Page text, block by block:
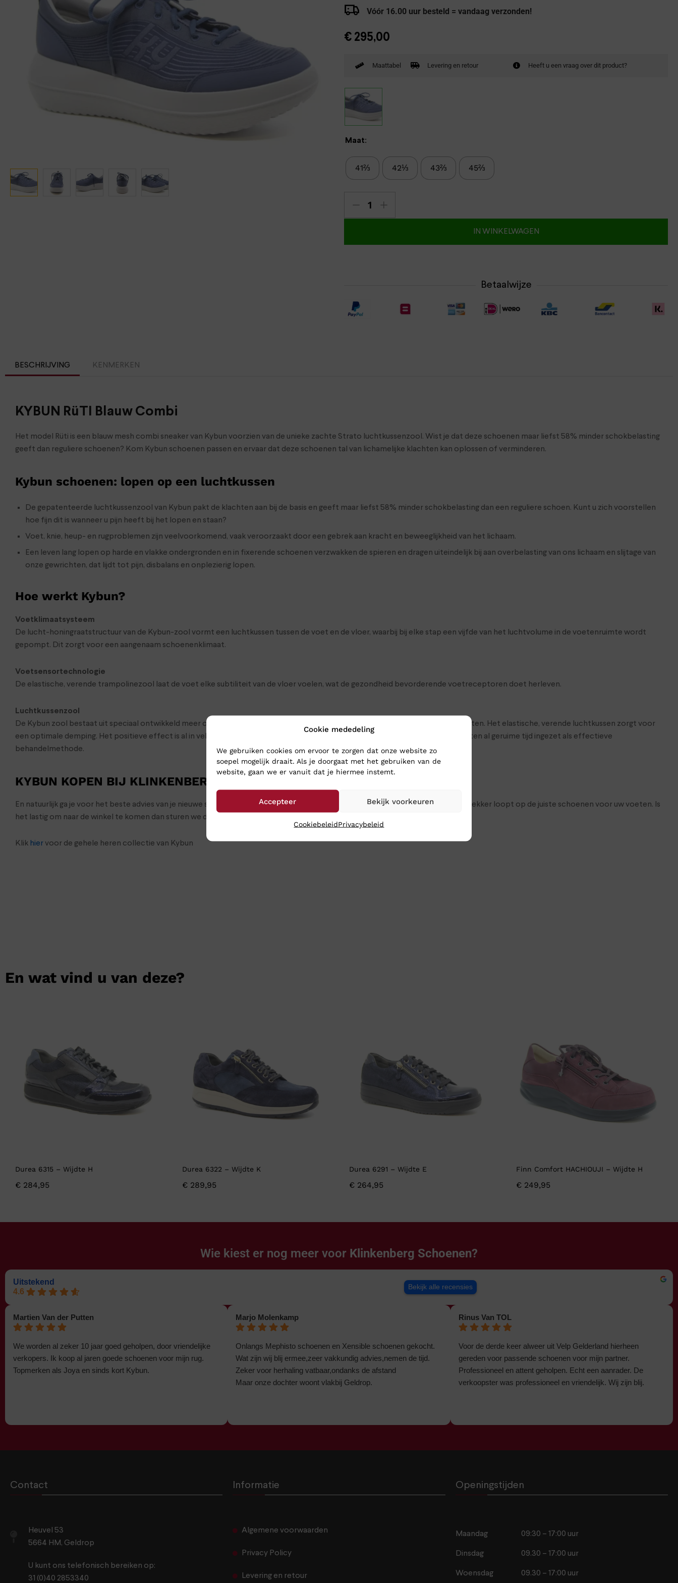
Cookie mededeling
We gebruiken cookies om ervoor te zorgen dat onze website zo
soepel mogelijk draait. Als je doorgaat met het gebruiken van de
website, gaan we er vanuit dat je hiermee instemt.
Accepteer Bekijk voorkeuren
CookiebeleidPrivacybeleid
Pantoffels
Verbandschoenen (externe website) Vóór 16.00 uur besteld = vandaag verzonden!
€ 295,00
Maattabel Levering en retour Heeft u een vraag over dit product?
Maat:
41⅔ 42⅓ 43⅔ 45⅔
IN WINKELWAGEN
Betaalwijze
BESCHRIJVING KENMERKEN
KYBUN RüTI Blauw Combi
Het model Rüti is een blauw mesh combi sneaker van Kybun voorzien van de unieke zachte Strato luchtkussenzool. Wist je dat deze schoenen maar liefst 58% minder schokbelasting
geeft dan reguliere schoenen? Kom Kybun schoenen passen en ervaar dat deze schoenen tal van lichamelijke klachten kan oplossen of verminderen.
Kybun schoenen: lopen op een luchtkussen
De gepatenteerde luchtkussenzool van Kybun pakt de klachten aan bij de basis en geeft maar liefst 58% minder schokbelasting dan een reguliere schoen. Kunt u zich voorstellen
hoe fijn dit is wanneer u pijn heeft bij het lopen en staan?
Voet, knie, heup- en rugproblemen zijn veelvoorkomend, vaak veroorzaakt door een gebrek aan kracht en beweeglijkheid van het lichaam.
Een leven lang lopen op harde en vlakke ondergronden en in fixerende schoenen verzwakken de spieren en dragen uiteindelijk bij aan overbelasting van ons lichaam en slijtage van
onze gewrichten, dat lijdt tot pijn, disbalans en onplezierig lopen.
Hoe werkt Kybun?
Voetklimaatsysteem
De lucht-honingraatstructuur van de Kybun-zool vormt een luchtkussen tussen de voet en de vloer, waarbij bij elke stap een vijfde van het luchtvolume in de voetenruimte wordt
gepompt. Dit zorgt voor een aangenaam schoenenklimaat.
Voetsensortechnologie
De elastische, verende trampolinezool laat de voet elke subtiliteit van de vloer voelen, wat de gezondheid bevorderende voetreceptoren doet herleven.
Luchtkussenzool
De Kybun zool bestaat uit speciaal ontwikkeld meer componenten polyurethaan (PU), waarin miljoenen luchtbellen zijn opgesloten. Het elastische, verende luchtkussen zorgt voor
een optimale demping. Het positieve effect is al in vele studies onderzocht. Daarnaast wordt Kybun door diverse fysiotherapeuten al geruime tijd ingezet als effectieve
behandelmethode.
KYBUN KOPEN BIJ KLINKENBERG SCHOENEN
En natuurlijk ga je voor het beste advies van je nieuwe schoenen naar Klinkenberg Schoenen in Geldrop. Dan weet je zeker dat je lekker loopt op de juiste schoenen voor uw voeten. Is
het lastig om naar de winkel te komen dan sturen we de schoenen toch gewoon naar je op: bestel ze online in onze webshop.
Klik hiervoor de gehele heren collectie van Kybun
En wat vind u van deze?
Durea 6315 – Wijdte H
€ 284,95
Durea 6322 – Wijdte K
€ 289,95
Durea 6291 – Wijdte E
€ 264,95
Finn Comfort HACHIOUJI – Wijdte H
€ 249,95
Wie kiest er nog meer voor Klinkenberg Schoenen?
Uitstekend
4.6
Bekijk alle recensies
Martien Van der Putten
We worden al zeker 10 jaar goed geholpen, door vriendelijke
verkopers. Ik koop al jaren goede schoenen voor mijn rug.
Topmerken als Joya en sinds kort Kybun.
Marjo Molenkamp
Onlangs Mephisto schoenen en Xensible schoenen gekocht.
Wat zijn wij blij ermee,zeer vakkundig advies,nemen de tijd.
Zeker voor herhaling vatbaar,ondanks de afstand
Maar onze dochter woont vlakbij Geldrop.
Rinus Van TOL
Voor de derde keer alweer uit Velp Gelderland hierheen
gereden voor passende schoenen voor mijn partner.
Professioneel en attent geholpen. Echt een aanrader. De
verkoopster was professioneel en vriendelijk. Wij zijn blij.
Contact
Heuvel 53
5664 HM, Geldrop
U kunt ons telefonisch bereiken op:
31 (0)40 2853340
Informatie
Algemene voorwaarden
Privacy Policy
Levering en retour
Openingstijden
Maandag 09:30 – 17:00 uur
Dinsdag 09.30 – 17:00 uur
Woensdag 09.30 – 17:00 uur